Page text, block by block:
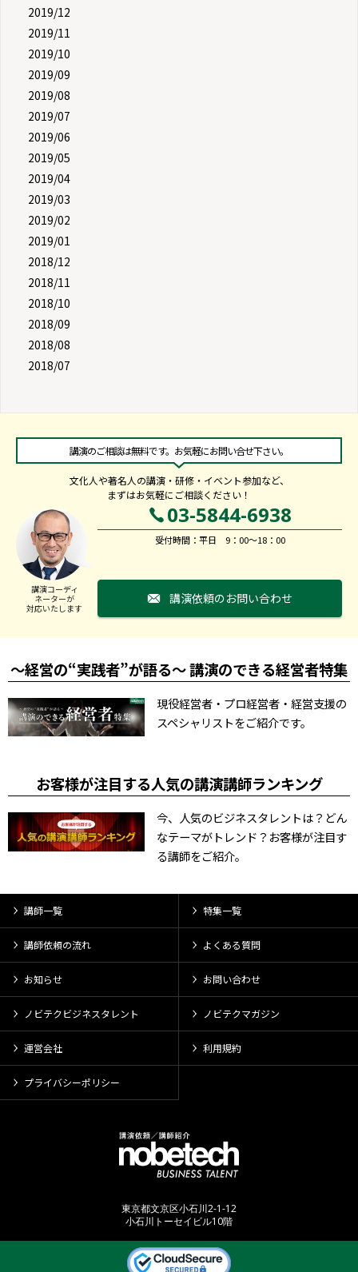
2019/12
2019/11
2019/10
2019/09
2019/08
2019/07
2019/06
2019/05
2019/04
2019/03
2019/02
2019/01
2018/12
2018/11
2018/10
2018/09
2018/08
2018/07
講演のご相談は無料です。お気軽にお問い合せ下さい。
文化人や著名人の講演・研修・イベント参加など、
まずはお気軽にご相談ください！
講演コーディ
ネーターが
対応いたします
03-5844-6938
受付時間：平日 9：00～18：00
講演依頼のお問い合わせ
～経営の“実践者”が語る～ 講演のできる経営者特集
現役経営者・プロ経営者・経営支援の
スペシャリストをご紹介です。
お客様が注目する人気の講演講師ランキング
今、人気のビジネスタレントは？どん
なテーマがトレンド？お客様が注目す
る講師をご紹介。
講師一覧 特集一覧
講師依頼の流れ よくある質問
お知らせ お問い合わせ
ノビテクビジネスタレント ノビテクマガジン
運営会社 利用規約
プライバシーポリシー
東京都文京区小石川2-1-12
小石川トーセイビル10階